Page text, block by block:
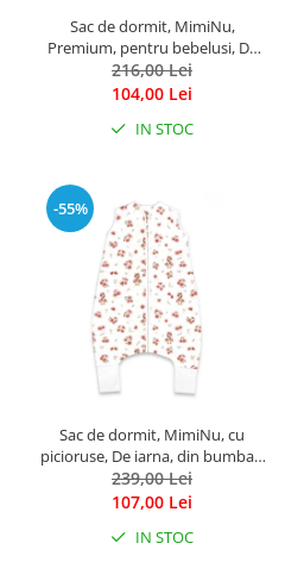
Sac de dormit, MimiNu,
Premium, pentru bebelusi, De
iarna, din bumbac, cu dantela si
volan, 70 cm, 2.5 Tog, Meadow
216,00 Lei
104,00 Lei
IN STOC
-55%
Sac de dormit, MimiNu, cu
picioruse, De iarna, din bumbac,
cu fermoar pe mijloc, 87 cm, 3
luni - 2.5 ani, 2.5 Tog, Ducklings
239,00 Lei
107,00 Lei
IN STOC